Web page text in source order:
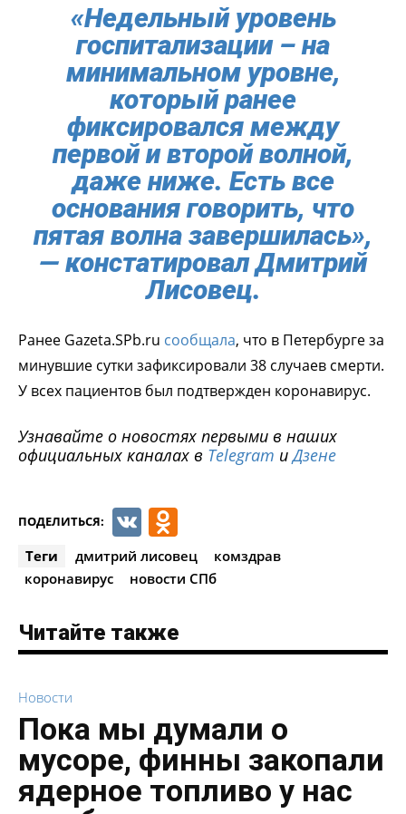
«Недельный уровень
госпитализации – на
минимальном уровне,
который ранее
фиксировался между
первой и второй волной,
даже ниже. Есть все
основания говорить, что
пятая волна завершилась»,
— констатировал Дмитрий
Лисовец.
Ранее Gazeta.SPb.ru сообщала, что в Петербурге за
минувшие сутки зафиксировали 38 случаев смерти.
У всех пациентов был подтвержден коронавирус.
Узнавайте о новостях первыми в наших
официальных каналах в Telegram иДзене
ПОДЕЛИТЬСЯ: VK
Теги дмитрий лисовец
комздрав
коронавирус
новости СПб
Читайте также
Новости
Пока мы думали о
мусоре, финны закопали
ядерное топливо у нас